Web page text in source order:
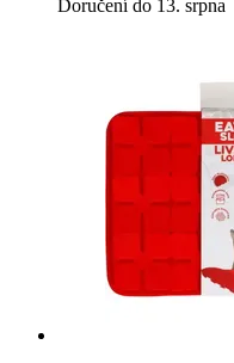
Doručení do 13. srpna